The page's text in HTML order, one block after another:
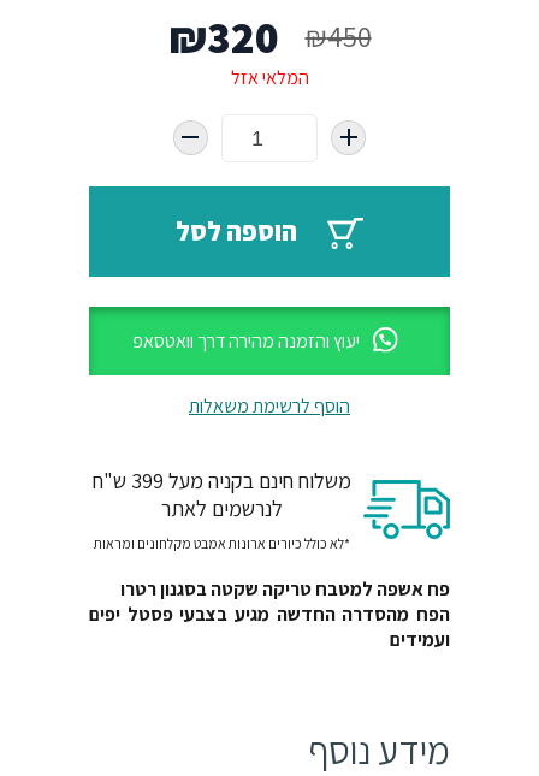
₪450
המחיר
המקורי
היה:
₪450.
₪320
₪320.
המלאי אזל
הוספה לסל
יעוץ והזמנה מהירה דרך וואטסאפ
הוסף לרשימת משאלות
משלוח חינם בקניה מעל 399 ש"ח
לנרשמים לאתר
*לא כולל כיורים ארונות אמבט מקלחונים ומראות
פח אשפה למטבח טריקה שקטה בסגנון רטרו
הפח מהסדרה החדשה מגיע בצבעי פסטל יפים
ועמידים
מידע נוסף